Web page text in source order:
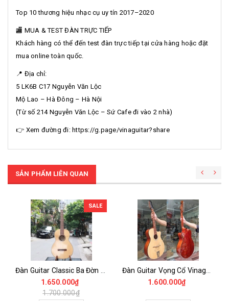
Top 10 thương hiệu nhạc cụ uy tín 2017–2020
🏬 MUA & TEST ĐÀN TRỰC TIẾP
Khách hàng có thể đến test đàn trực tiếp tại cửa hàng hoặc đặt
mua online toàn quốc.
📍 Địa chỉ:
5 LK6B C17 Nguyễn Văn Lộc
Mộ Lao – Hà Đông – Hà Nội
(Từ số 214 Nguyễn Văn Lộc – Sứ Cafe đi vào 2 nhà)
👉 Xem đường đi: https://g.page/vinaguitar?share
SẢN PHẨM LIÊN QUAN
SALE
1.650.000₫
1.700.000₫
1.600.000₫